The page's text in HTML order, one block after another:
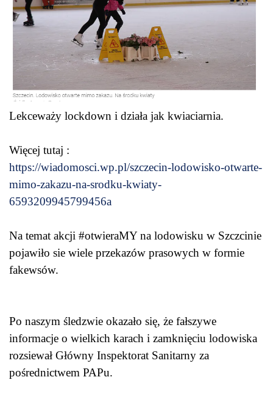
Lekceważy lockdown i działa jak kwiaciarnia.
Więcej tutaj :
https://wiadomosci.wp.pl/szczecin-lodowisko-otwarte-
mimo-zakazu-na-srodku-kwiaty-
6593209945799456a
Na temat akcji #otwieraMY na lodowisku w Szczcinie
pojawiło sie wiele przekazów prasowych w formie
fakewsów.
Po naszym śledzwie okazało się, że fałszywe
informacje o wielkich karach i zamknięciu lodowiska
rozsiewał Główny Inspektorat Sanitarny za
pośrednictwem PAPu.